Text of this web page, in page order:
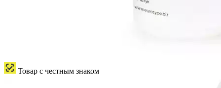
Товар с честным знаком